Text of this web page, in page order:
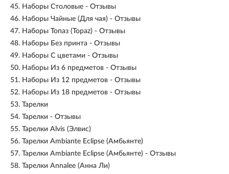
45. Наборы Столовые - Отзывы
46. Наборы Чайные (Для чая) - Отзывы
47. Наборы Топаз (Topaz) - Отзывы
48. Наборы Без принта - Отзывы
49. Наборы С цветами - Отзывы
50. Наборы Из 6 предметов - Отзывы
51. Наборы Из 12 предметов - Отзывы
52. Наборы Из 18 предметов - Отзывы
53. Тарелки
54. Тарелки - Отзывы
55. Тарелки Alvis (Элвис)
56. Тарелки Ambiante Eclipse (Амбьянте)
57. Тарелки Ambiante Eclipse (Амбьянте) - Отзывы
58. Тарелки Annalee (Анна Ли)